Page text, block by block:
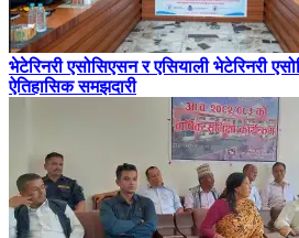
भेटेरिनरी एसोसिएसन र एसियाली भेटेरिनरी
ऐतिहासिक समझदारी